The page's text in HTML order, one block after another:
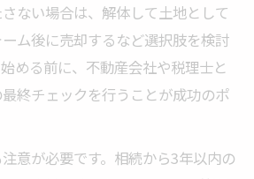
ない場合は、解体して土地として
ム後に売却するなど選択肢を検討
める前に、不動産会社や税理士と
終チェックを行うことが成功のポ
意が必要です。相続から3年以内の